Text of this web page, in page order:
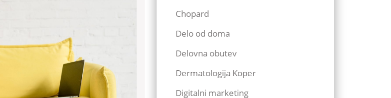
Chopard
Delo od doma
Delovna obutev
Dermatologija Koper
Digitalni marketing